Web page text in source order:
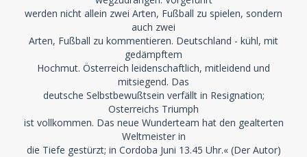
werden nicht allein zwei Arten, Fußball zu spielen, sondern
auch zwei
Arten, Fußball zu kommentieren. Deutschland - kühl, mit
gedämpftem
Hochmut. Österreich leidenschaftlich, mitleidend und
mitsiegend. Das
deutsche Selbstbewußtsein verfällt in Resignation;
Osterreichs Triumph
ist vollkommen. Das neue Wunderteam hat den gealterten
Weltmeister in
die Tiefe gestürzt; in Cordoba Juni 13.45 Uhr.« (Der Autor)